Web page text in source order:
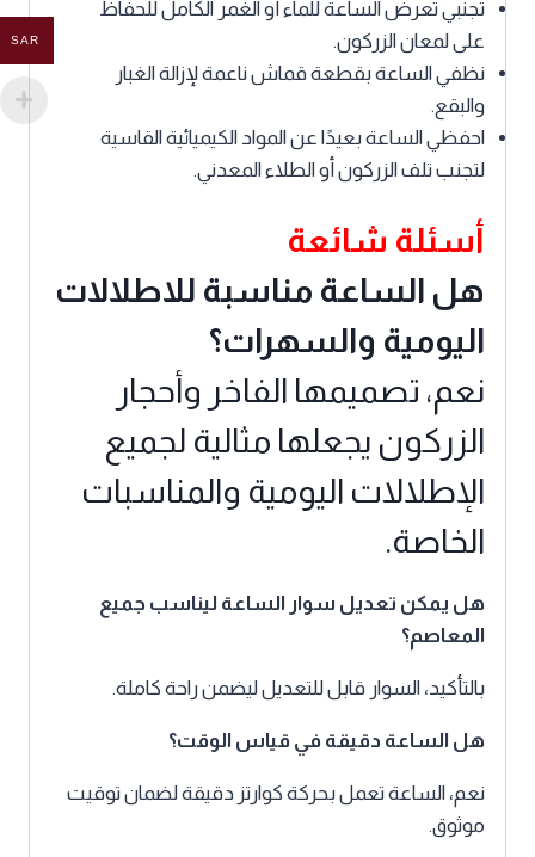
تجنبي تعرض الساعة للماء أو الغمر الكامل للحفاظ
على لمعان الزركون.
نظفي الساعة بقطعة قماش ناعمة لإزالة الغبار
والبقع.
احفظي الساعة بعيدًا عن المواد الكيميائية القاسية
لتجنب تلف الزركون أو الطلاء المعدني.
أسئلة شائعة
هل الساعة مناسبة للاطلالات
اليومية والسهرات؟
نعم، تصميمها الفاخر وأحجار
الزركون يجعلها مثالية لجميع
الإطلالات اليومية والمناسبات
الخاصة.
هل يمكن تعديل سوار الساعة ليناسب جميع
المعاصم؟
بالتأكيد، السوار قابل للتعديل ليضمن راحة كاملة.
هل الساعة دقيقة في قياس الوقت؟
نعم، الساعة تعمل بحركة كوارتز دقيقة لضمان توقيت
موثوق.
SAR